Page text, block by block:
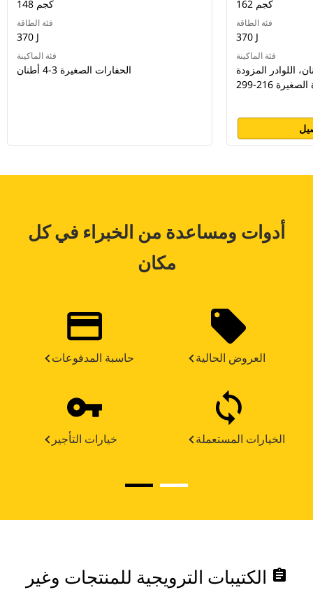
148 كجم
فئة الطاقة
370 J
فئة الماكينة
الحفارات الصغيرة 3-4 أطنان
162 كجم
فئة الطاقة
370 J
فئة الماكينة
الصغيرة 2-5 أطنان، اللوادر المزودة
216-299
أدوات ومساعدة من الخبراء في كل
مكان
حاسبة المدفوعات العروض الحالية
خيارات التأجير الخيارات المستعملة
assignment الكتيبات الترويجية للمنتجات وغير